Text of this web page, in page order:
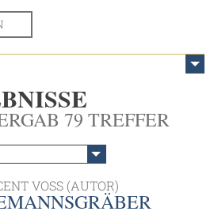
79 TREFFER
VOSS (AUTOR)